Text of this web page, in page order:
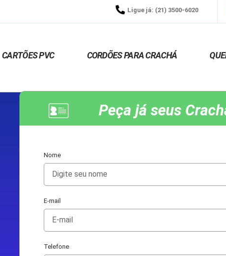
Ligue já: (21) 3500-6020
CARTÕES PVC CORDÕES PARA CRACHÁ
Peça já seus
Nome
E-mail
Telefone